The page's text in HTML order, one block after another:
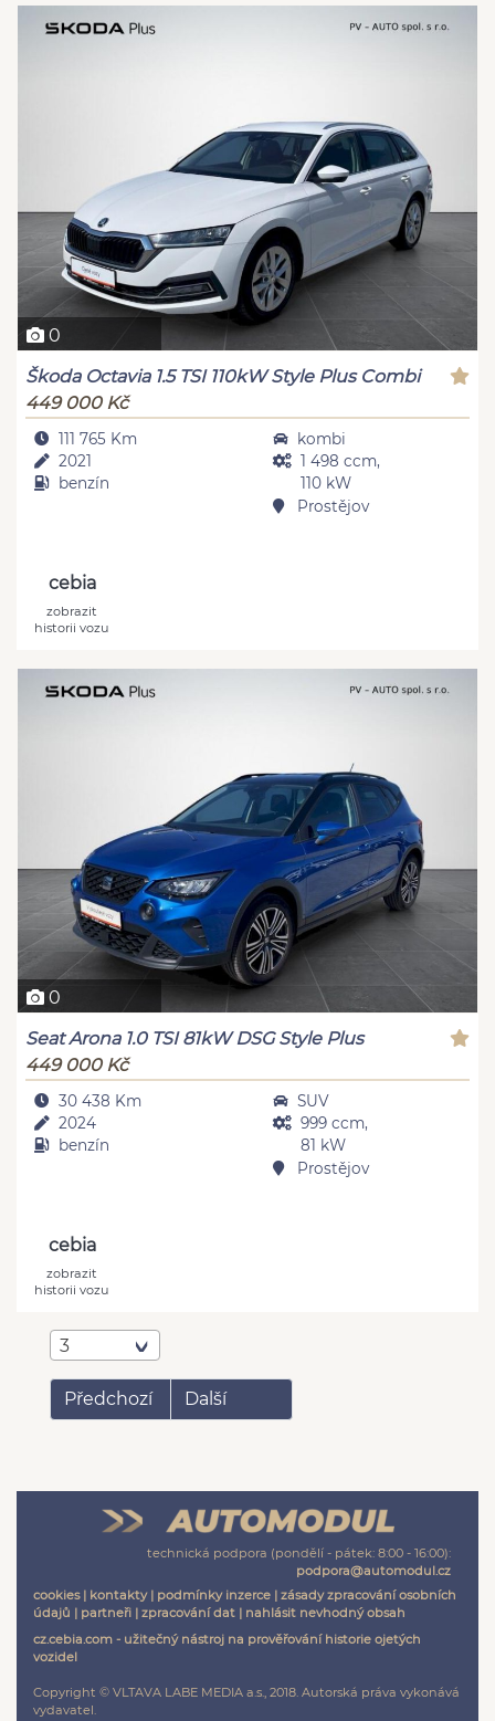
0
Škoda Octavia 1.5 TSI 110kW Style Plus Combi
449 000 Kč
111 765 Km
2021
benzín
kombi
1 498 ccm,
110 kW
Prostějov
cebia
zobrazit
historii vozu
0
Seat Arona 1.0 TSI 81kW DSG Style Plus
449 000 Kč
30 438 Km
2024
benzín
SUV
999 ccm,
81 kW
Prostějov
cebia
zobrazit
historii vozu
3
Předchozí Další
technická podpora (pondělí - pátek: 8:00 - 16:00):
podpora@automodul.cz
cookies| kontakty| podmínky inzerce | zásady zpracování osobních
údajů | partneři | zpracování dat | nahlásit nevhodný obsah
cz.cebia.com - užitečný nástroj na prověřování historie ojetých
vozidel
Copyright © VLTAVA LABE MEDIA a.s., 2018. Autorská práva vykonává
vydavatel.